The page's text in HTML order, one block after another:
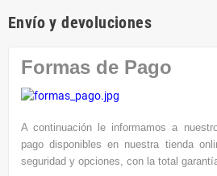
Envío y devoluciones
Formas de Pago
A continuación le informamos a
pago disponibles en nuestra tienda
seguridad y opciones, con la total